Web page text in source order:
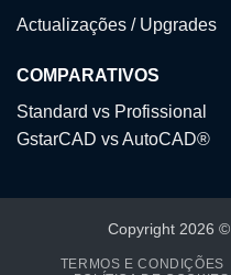
Actualizações / Upgrades
COMPARATIVOS
Standard vs Profissional
GstarCAD vs AutoCAD®
Copyright 2026 ©
TERMOS E CONDIÇÕES